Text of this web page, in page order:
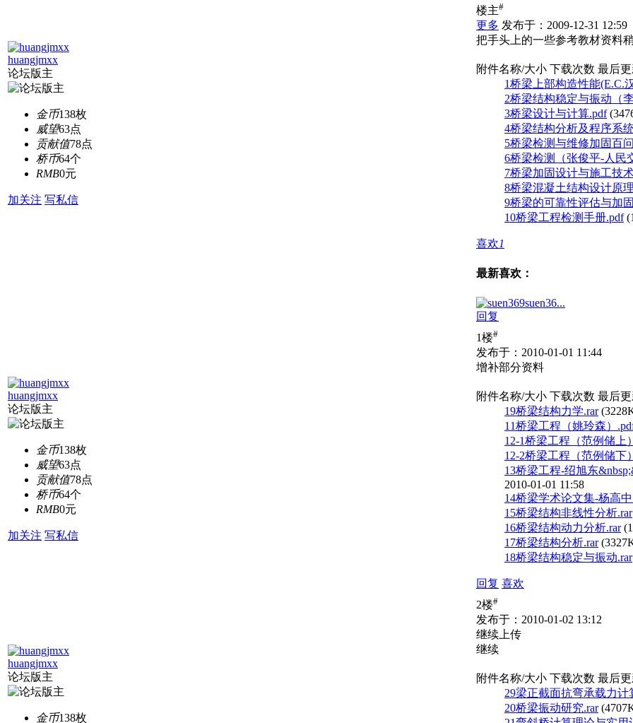
huangjmxx
论坛版主
金币138枚
威望63点
贡献值78点
桥币64个
RMB0元
加关注 写私信
楼主#
更多 发布于：2009-12-31 12:59
把手头上的一些参考教材资料
附件名称/大小 下载次数 最后
1桥梁上部构造性能(E.C.
2桥梁结构稳定与振动（
3桥梁设计与计算.pdf
4桥梁结构分析及程序系
5桥梁检测与维修加固百
6桥梁检测（张俊平-人民
7桥梁加固设计与施工技
8桥梁混凝土结构设计原
9桥梁的可靠性评估与加
10桥梁工程检测手册.pdf
喜欢1
最新喜欢：
suen36...
回复
huangjmxx
论坛版主
金币138枚
威望63点
贡献值78点
桥币64个
RMB0元
加关注 写私信
1楼#
发布于：2010-01-01 11:44
增补部分资料
附件名称/大小 下载次数 最后
19桥梁结构力学.rar
11桥梁工程（姚玲森）
12-1桥梁工程（范例储上
12-2桥梁工程（范例储下
13桥梁工程-绍旭东
2010-01-01 11:58
14桥梁学术论文集-杨高
15桥梁结构非线性分析.rar
16桥梁结构动力分析.rar
17桥梁结构分析.rar
18桥梁结构稳定与振动.rar
回复 喜欢
huangjmxx
论坛版主
金币138枚
2楼#
发布于：2010-01-02 13:12
继续上传
继续
附件名称/大小 下载次数 最后
29梁正截面抗弯承载力计
20桥梁振动研究.rar